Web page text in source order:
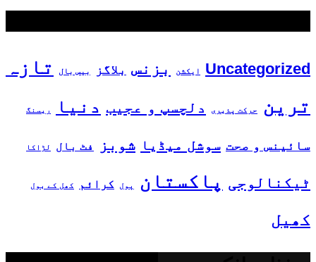
Uncategorized ایکشن بزنس بلاگز بیس بال
تازہ
ترین
حرکت پذیری دلچسپ و عجیب دنیا ریسنگ
سائینس و صحت سوشل میڈیا شوبز فٹ بال لڑاکا
ٹیکنالوجی پاکستان پول کرائم کھل کے بول
کھیل